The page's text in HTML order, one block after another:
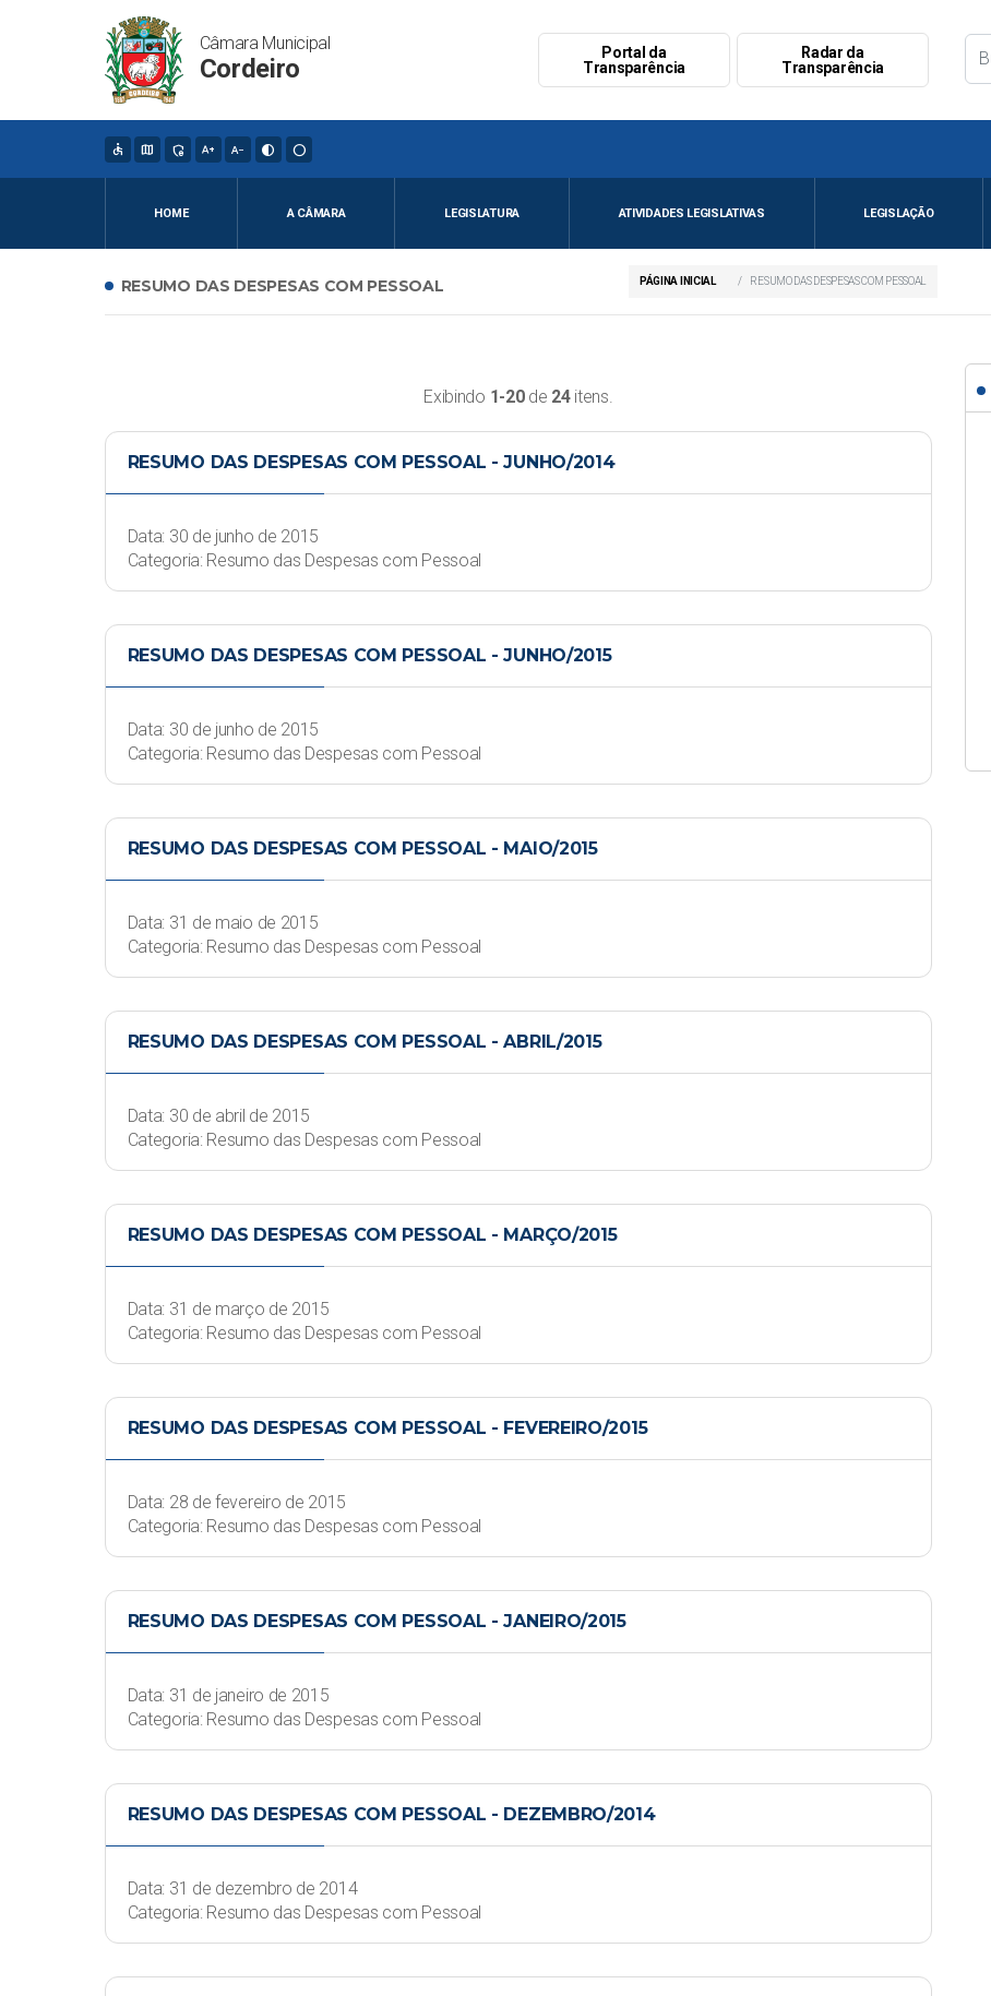
Câmara Municipal
Cordeiro
Portal da
Transparência
Radar da
Transparência
accessible map admin_panel_settings text_increase text_decrease contrast circle
HOME A CÂMARA LEGISLATURA ATIVIDADES LEGISLATIVAS LEGISLAÇÃO
RESUMO DAS DESPESAS COM PESSOAL PÁGINA INICIAL RESUMO DAS DESPESAS COM PESSOAL
Exibindo 1-20de 24itens.
RESUMO DAS DESPESAS COM PESSOAL - JUNHO/2014
Data: 30 de junho de 2015
Categoria: Resumo das Despesas com Pessoal
RESUMO DAS DESPESAS COM PESSOAL - JUNHO/2015
Data: 30 de junho de 2015
Categoria: Resumo das Despesas com Pessoal
RESUMO DAS DESPESAS COM PESSOAL - MAIO/2015
Data: 31 de maio de 2015
Categoria: Resumo das Despesas com Pessoal
RESUMO DAS DESPESAS COM PESSOAL - ABRIL/2015
Data: 30 de abril de 2015
Categoria: Resumo das Despesas com Pessoal
RESUMO DAS DESPESAS COM PESSOAL - MARÇO/2015
Data: 31 de março de 2015
Categoria: Resumo das Despesas com Pessoal
RESUMO DAS DESPESAS COM PESSOAL - FEVEREIRO/2015
Data: 28 de fevereiro de 2015
Categoria: Resumo das Despesas com Pessoal
RESUMO DAS DESPESAS COM PESSOAL - JANEIRO/2015
Data: 31 de janeiro de 2015
Categoria: Resumo das Despesas com Pessoal
RESUMO DAS DESPESAS COM PESSOAL - DEZEMBRO/2014
Data: 31 de dezembro de 2014
Categoria: Resumo das Despesas com Pessoal